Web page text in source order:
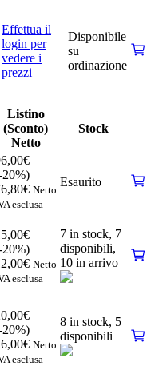
Effettua il
login per
vedere i
prezzi
Disponibile
su
ordinazione
Listino
(Sconto)
Netto
Stock
€
20%)
€ Netto
esclusa
Esaurito
€
20%)
€ Netto
esclusa
7 in stock, 7
disponibili,
10 in arrivo
€
20%)
€ Netto
esclusa
8 in stock, 5
disponibili